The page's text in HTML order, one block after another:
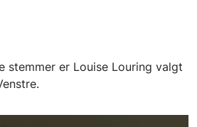
stemmer er Louise Louring valgt